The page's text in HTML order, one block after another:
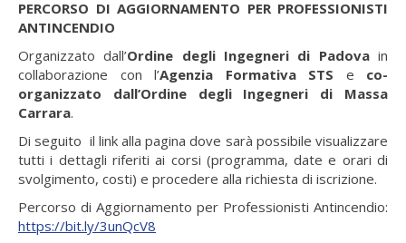
PERCORSO DI AGGIORNAMENTO PER PROFESSIONISTI
ANTINCENDIO
Organizzato dall’Ordine degli Ingegneri di Padovain
collaborazione con l’Agenzia Formativa STS e co-
organizzato dall’Ordine degli Ingegneri di Massa
Carrara.
Di seguito il link alla pagina dove sarà possibile visualizzare
tutti i dettagli riferiti ai corsi (programma, date e orari di
svolgimento, costi) e procedere alla richiesta di iscrizione.
Percorso di Aggiornamento per Professionisti Antincendio:
https://bit.ly/3unQcV8